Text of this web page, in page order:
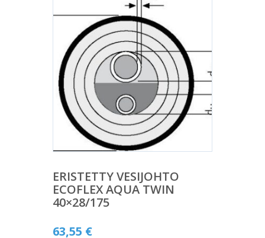
ERISTETTY VESIJOHTO
ECOFLEX AQUA TWIN
40×28/175
63,55 €